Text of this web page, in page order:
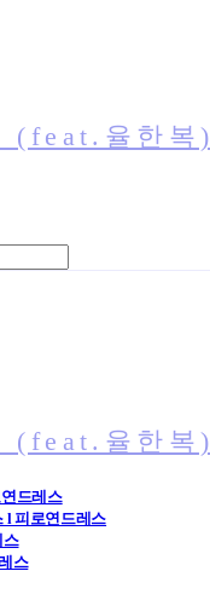
(feat.율한복)
(feat.율한복)
드레스
l 피로연드레스
스
스